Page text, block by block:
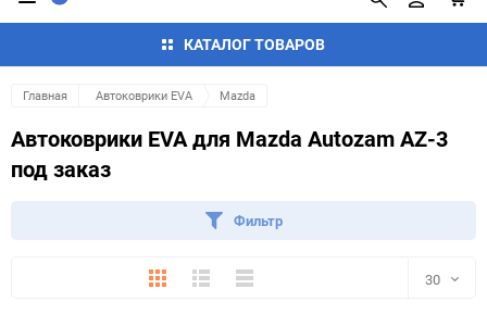
КАТАЛОГ ТОВАРОВ
Главная Автоковрики EVA Mazda
Автоковрики EVA для Mazda Autozam AZ-3
под заказ
Фильтр
ПлиткаПодробноКомпактно 30